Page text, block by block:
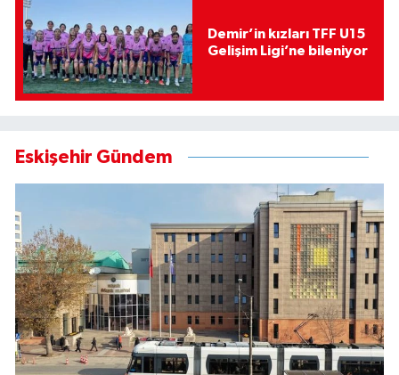
Demir’in kızları TFF U15
Gelişim Ligi’ne bileniyor
Eskişehir Gündem